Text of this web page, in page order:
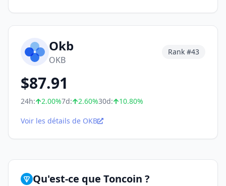
Okb
OKB
Rank #43
$87.91
24h: 2.00%7d: 2.60%30d: 10.80%
Voir les détails de OKB
Qu'est-ce que Toncoin ?